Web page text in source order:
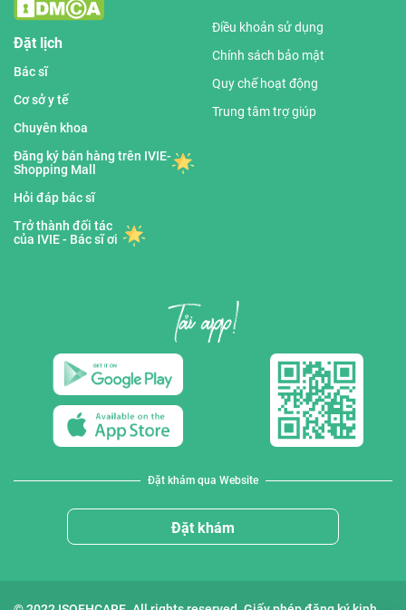
Đặt lịch
Bác sĩ
Cơ sở y tế
Chuyên khoa
Đăng ký bán hàng trên IVIE-
Shopping Mall
Hỏi đáp bác sĩ
Trở thành đối tác
của IVIE - Bác sĩ ơi
Điều khoản sử dụng
Chính sách bảo mật
Quy chế hoạt động
Trung tâm trợ giúp
Đặt khám qua Website
Đặt khám